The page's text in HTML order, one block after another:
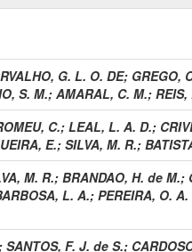
G. L. O. DE; GREGO,
S. M.; AMARAL, C. M.; REIS,
C.; LEAL, L. A. D.;
E.; SILVA, M. R.;
M. R.; BRANDAO, H. de M.;
L. A.; PEREIRA, O. A.
; SANTOS, F. J. de S.;